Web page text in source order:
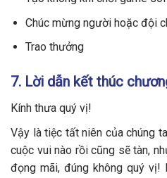
Chúc mừng người hoặc đội
Trao thưởng
7. Lời dẫn kết thúc
Kính thưa quý vị!
Vậy là tiệc tất niên của chúng
cuộc vui nào rồi cũng sẽ tàn,
đọng mãi, đúng không quý vị!